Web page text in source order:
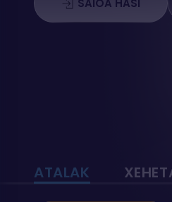
SAIOA HASI
ATALAK